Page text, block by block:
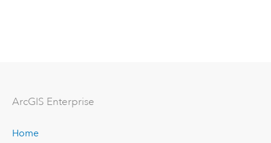
ArcGIS Enterprise
Home